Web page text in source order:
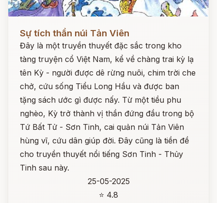
Sự tích thần núi Tản Viên
Đây là một truyền thuyết đặc sắc trong kho
tàng truyện cổ Việt Nam, kể về chàng trai kỳ lạ
tên Kỳ - người được dê rừng nuôi, chim trời che
chở, cứu sống Tiểu Long Hầu và được ban
tặng sách ước gì được nấy. Từ một tiều phu
nghèo, Kỳ trở thành vị thần đứng đầu trong bộ
Tứ Bất Tử - Sơn Tinh, cai quản núi Tản Viên
hùng vĩ, cứu dân giúp đời. Đây cũng là tiền đề
cho truyền thuyết nổi tiếng Sơn Tinh - Thủy
Tinh sau này.
25-05-2025
⭐ 4.8